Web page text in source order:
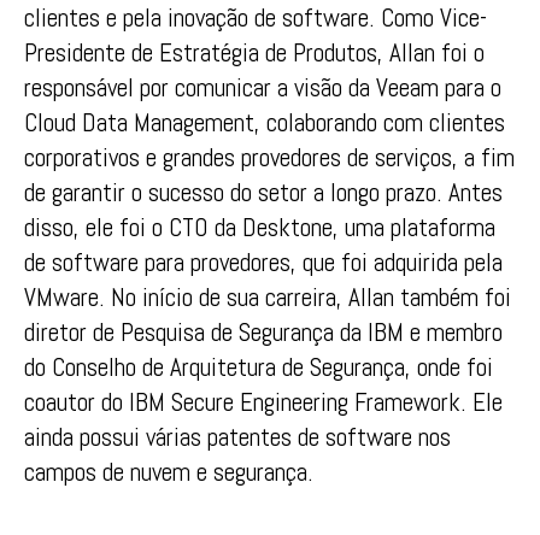
clientes e pela inovação de software. Como Vice-
Presidente de Estratégia de Produtos, Allan foi o
responsável por comunicar a visão da Veeam para o
Cloud Data Management, colaborando com clientes
corporativos e grandes provedores de serviços, a fim
de garantir o sucesso do setor a longo prazo. Antes
disso, ele foi o CTO da Desktone, uma plataforma
de software para provedores, que foi adquirida pela
VMware. No início de sua carreira, Allan também foi
diretor de Pesquisa de Segurança da IBM e membro
do Conselho de Arquitetura de Segurança, onde foi
coautor do IBM Secure Engineering Framework. Ele
ainda possui várias patentes de software nos
campos de nuvem e segurança.